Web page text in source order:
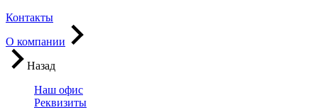
Контакты
О компании
Назад
Наш офис
Реквизиты